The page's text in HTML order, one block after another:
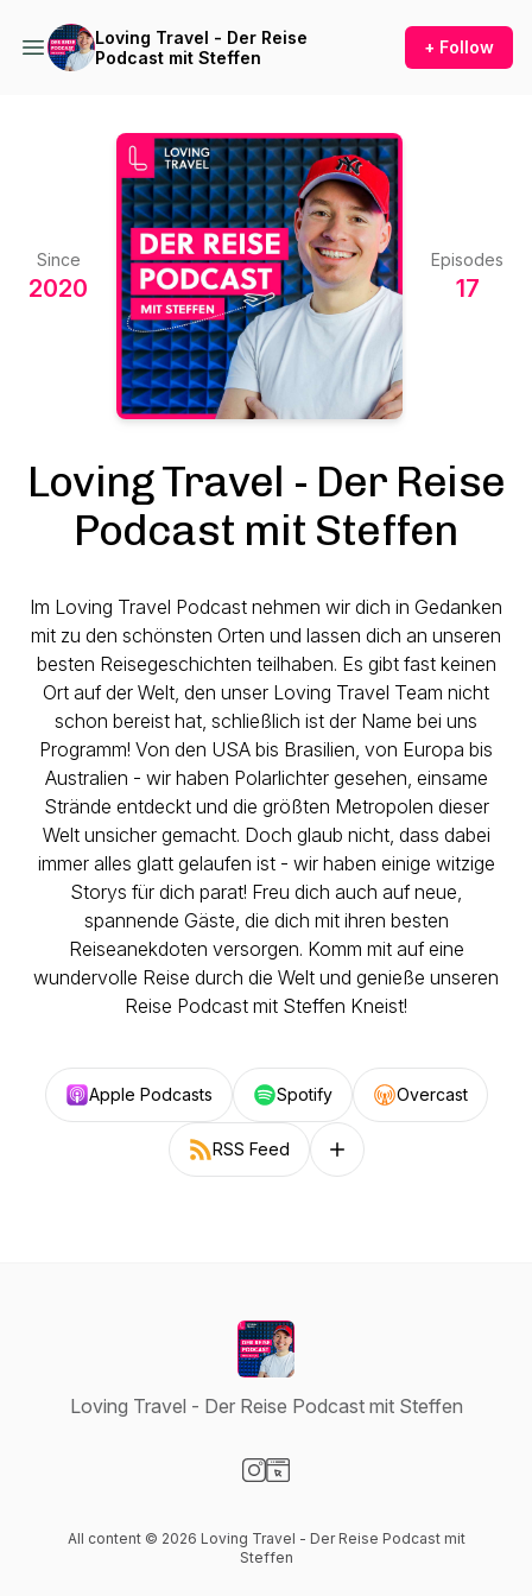
Loving Travel - Der Reise
Podcast mit Steffen
+ Follow
Since
2020
Episodes
17
Loving Travel - Der Reise
Podcast mit Steffen
Im Loving Travel Podcast nehmen wir dich in Gedanken
mit zu den schönsten Orten und lassen dich an unseren
besten Reisegeschichten teilhaben. Es gibt fast keinen
Ort auf der Welt, den unser Loving Travel Team nicht
schon bereist hat, schließlich ist der Name bei uns
Programm! Von den USA bis Brasilien, von Europa bis
Australien - wir haben Polarlichter gesehen, einsame
Strände entdeckt und die größten Metropolen dieser
Welt unsicher gemacht. Doch glaub nicht, dass dabei
immer alles glatt gelaufen ist - wir haben einige witzige
Storys für dich parat! Freu dich auch auf neue,
spannende Gäste, die dich mit ihren besten
Reiseanekdoten versorgen. Komm mit auf eine
wundervolle Reise durch die Welt und genieße unseren
Reise Podcast mit Steffen Kneist!
Apple Podcasts Spotify Overcast
RSS Feed Follow on other platforms
Loving Travel - Der Reise Podcast mit Steffen
All content © 2026 Loving Travel - Der Reise Podcast mit
Steffen